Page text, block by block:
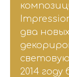
два
2014